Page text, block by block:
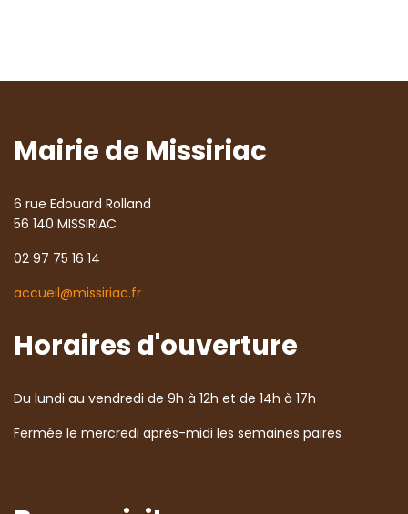
Mairie de Missiriac
6 rue Edouard Rolland
56 140 MISSIRIAC
02 97 75 16 14
accueil@missiriac.fr
Horaires d'ouverture
Du lundi au vendredi de 9h à 12h et de 14h à 17h
Fermée le mercredi après-midi les semaines paires